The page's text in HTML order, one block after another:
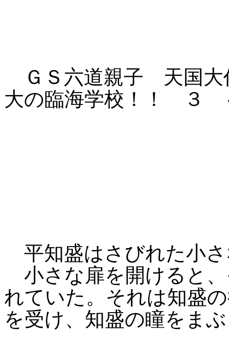
ＧＳ六道親子 天国
大の臨海学校！！ ３
平知盛はさびれた小
小さな扉を開けると
れていた。それは知盛
を受け、知盛の瞳をま